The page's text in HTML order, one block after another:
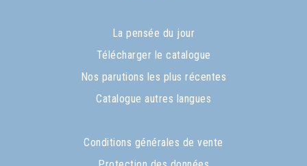
La pensée du jour
Télécharger le catalogue
Nos parutions les plus récentes
Catalogue autres langues
Conditions générales de vente